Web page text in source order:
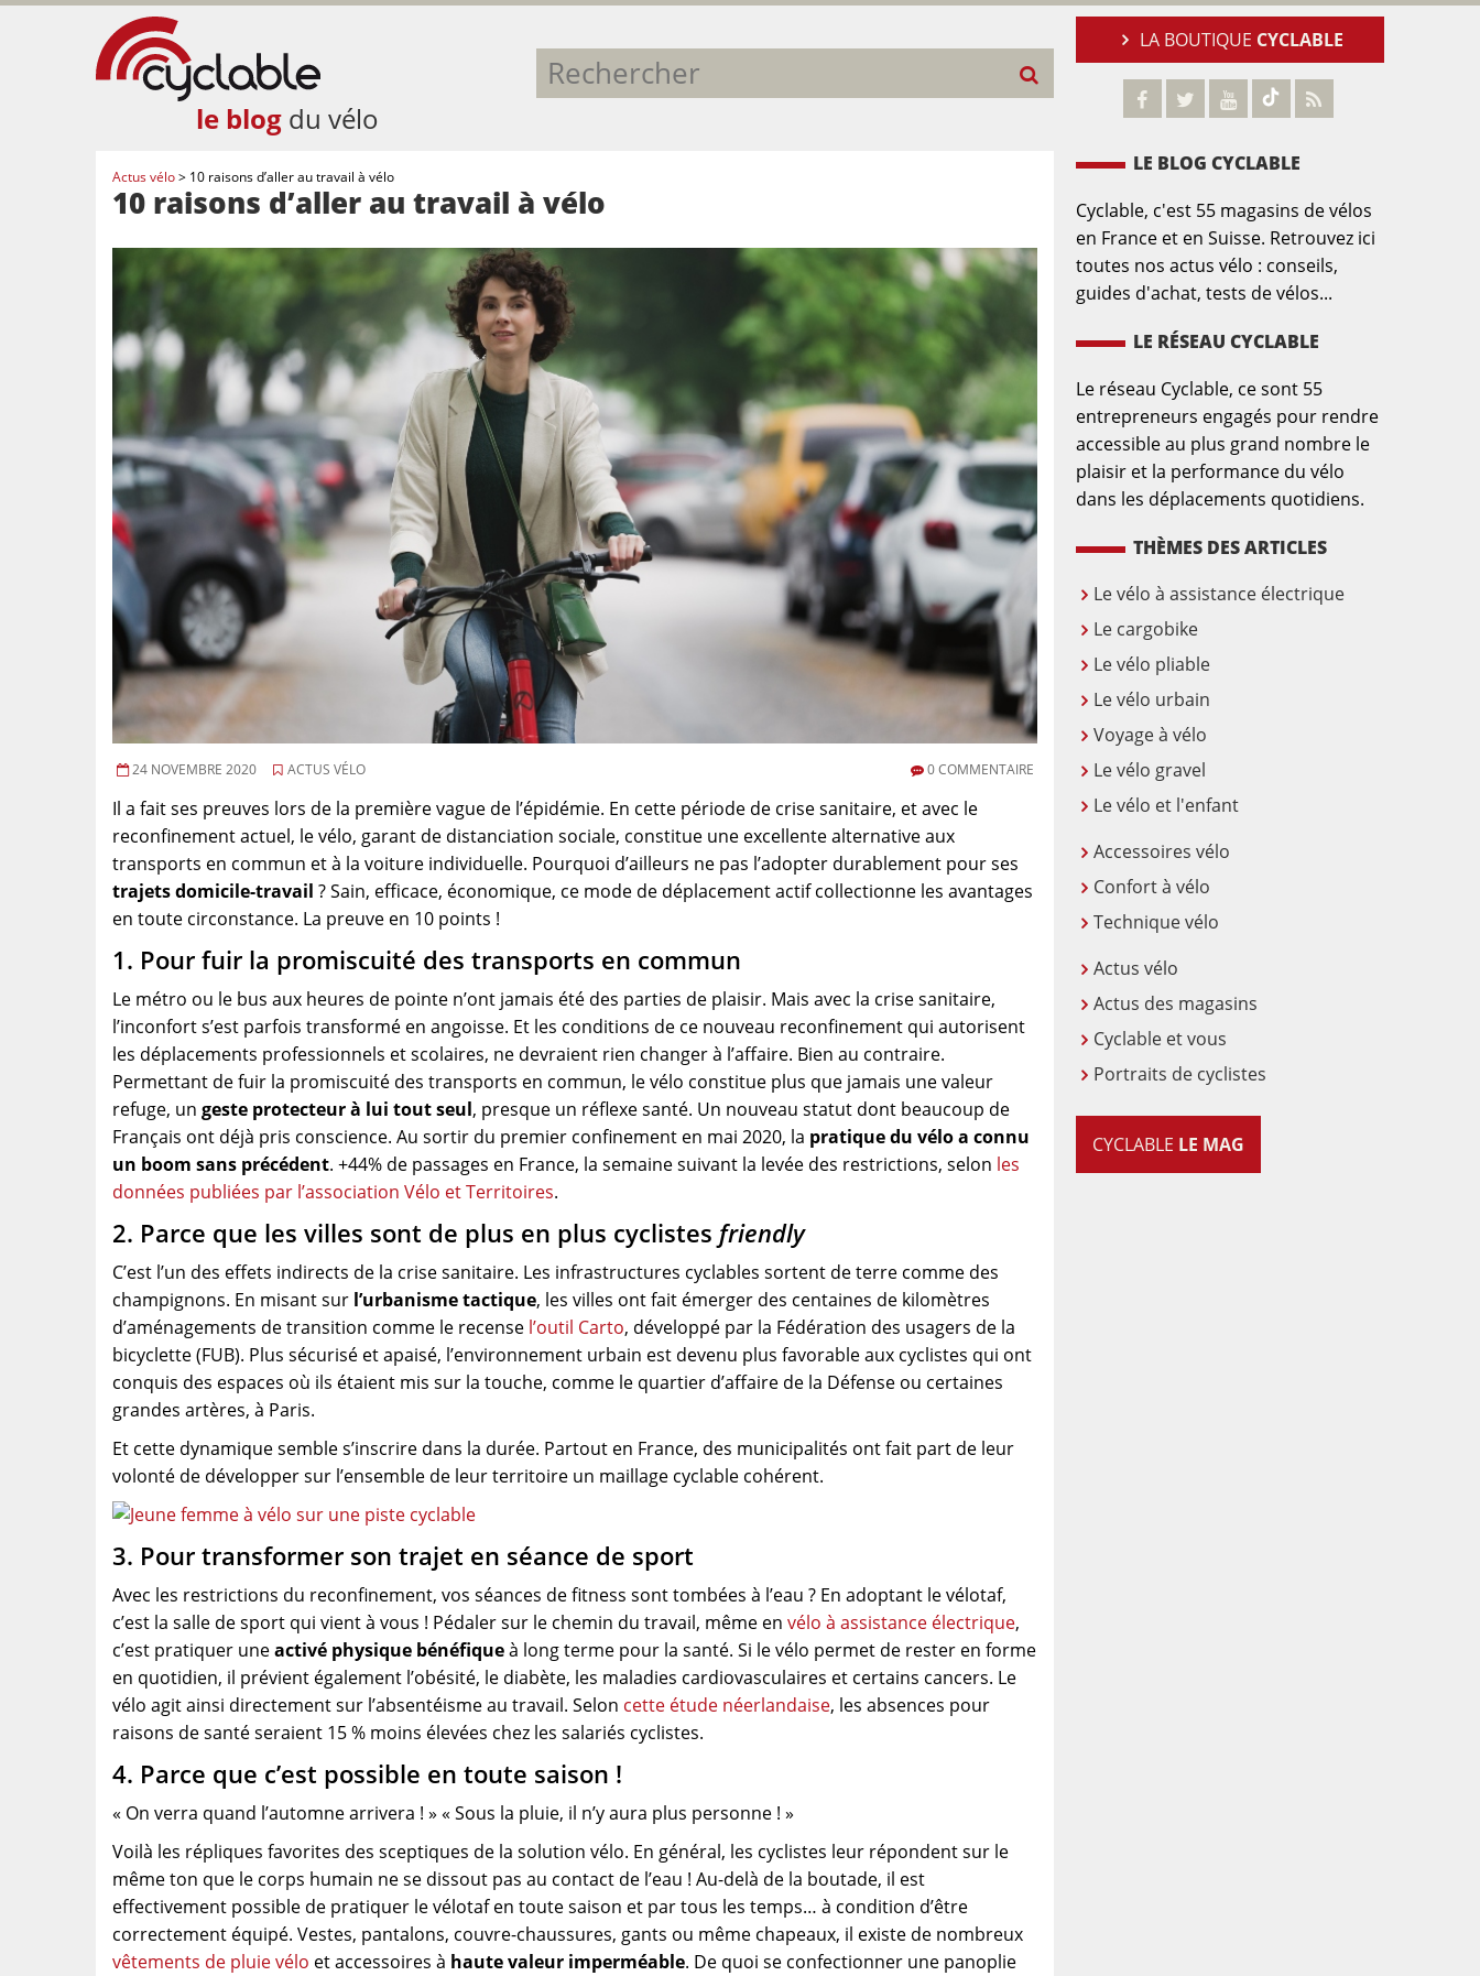
le blog du vélo
LA BOUTIQUE CYCLABLE
Actus vélo> 10 raisons d’aller au travail à vélo
10 raisons d’aller au travail à vélo
24 NOVEMBRE 2020 ACTUS VÉLO 0COMMENTAIRE
Il a fait ses preuves lors de la première vague de l’épidémie. En cette période de crise sanitaire, et avec le
reconfinement actuel, le vélo, garant de distanciation sociale, constitue une excellente alternative aux
transports en commun et à la voiture individuelle. Pourquoi d’ailleurs ne pas l’adopter durablement pour ses
trajets domicile-travail ? Sain, efficace, économique, ce mode de déplacement actif collectionne les avantages
en toute circonstance. La preuve en 10 points !
1. Pour fuir la promiscuité des transports en commun
Le métro ou le bus aux heures de pointe n’ont jamais été des parties de plaisir. Mais avec la crise sanitaire,
l’inconfort s’est parfois transformé en angoisse. Et les conditions de ce nouveau reconfinement qui autorisent
les déplacements professionnels et scolaires, ne devraient rien changer à l’affaire. Bien au contraire.
Permettant de fuir la promiscuité des transports en commun, le vélo constitue plus que jamais une valeur
refuge, un geste protecteur à lui tout seul, presque un réflexe santé. Un nouveau statut dont beaucoup de
Français ont déjà pris conscience. Au sortir du premier confinement en mai 2020, la pratique du vélo a connu
un boom sans précédent. +44% de passages en France, la semaine suivant la levée des restrictions, selon les
données publiées par l’association Vélo et Territoires.
2. Parce que les villes sont de plus en plus cyclistes friendly
C’est l’un des effets indirects de la crise sanitaire. Les infrastructures cyclables sortent de terre comme des
champignons. En misant sur l’urbanisme tactique, les villes ont fait émerger des centaines de kilomètres
d’aménagements de transition comme le recense l’outil Carto, développé par la Fédération des usagers de la
bicyclette (FUB). Plus sécurisé et apaisé, l’environnement urbain est devenu plus favorable aux cyclistes qui ont
conquis des espaces où ils étaient mis sur la touche, comme le quartier d’affaire de la Défense ou certaines
grandes artères, à Paris.
Et cette dynamique semble s’inscrire dans la durée. Partout en France, des municipalités ont fait part de leur
volonté de développer sur l’ensemble de leur territoire un maillage cyclable cohérent.
3. Pour transformer son trajet en séance de sport
Avec les restrictions du reconfinement, vos séances de fitness sont tombées à l’eau ? En adoptant le vélotaf,
c’est la salle de sport qui vient à vous ! Pédaler sur le chemin du travail, même en vélo à assistance électrique,
c’est pratiquer uneactivé physique bénéfiqueà long terme pour la santé. Si le vélo permet de rester en forme
en quotidien, il prévient également l’obésité, le diabète, les maladies cardiovasculaires et certains cancers. Le
vélo agit ainsi directement sur l’absentéisme au travail. Selon cette étude néerlandaise, les absences pour
raisons de santé seraient 15 % moins élevées chez les salariés cyclistes.
4. Parce que c’est possible en toute saison !
« On verra quand l’automne arrivera ! » « Sous la pluie, il n’y aura plus personne ! »
Voilà les répliques favorites des sceptiques de la solution vélo. En général, les cyclistes leur répondent sur le
même ton que le corps humain ne se dissout pas au contact de l’eau ! Au-delà de la boutade, il est
effectivement possible de pratiquer le vélotaf en toute saison et par tous les temps… à condition d’être
correctement équipé. Vestes, pantalons, couvre-chaussures, gants ou même chapeaux, il existe de nombreux
vêtements de pluie vélo et accessoires à haute valeur imperméable. De quoi se confectionner une panoplie
LE BLOG CYCLABLE
Cyclable, c'est 55 magasins de vélos
en France et en Suisse. Retrouvez ici
toutes nos actus vélo : conseils,
guides d'achat, tests de vélos...
LE RÉSEAU CYCLABLE
Le réseau Cyclable, ce sont 55
entrepreneurs engagés pour rendre
accessible au plus grand nombre le
plaisir et la performance du vélo
dans les déplacements quotidiens.
THÈMES DES ARTICLES
Le vélo à assistance électrique
Le cargobike
Le vélo pliable
Le vélo urbain
Voyage à vélo
Le vélo gravel
Le vélo et l'enfant
Accessoires vélo
Confort à vélo
Technique vélo
Actus vélo
Actus des magasins
Cyclable et vous
Portraits de cyclistes
CYCLABLE LE MAG